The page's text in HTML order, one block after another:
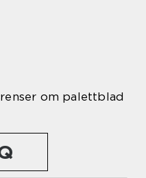
om palettblad